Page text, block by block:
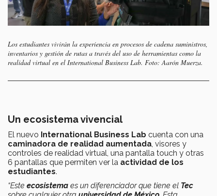
Los estudiantes vivirán la experiencia en procesos de cadena suministros,
inventarios y gestión de rutas a través del uso de herramientas como la
realidad virtual en el International Business Lab. Foto: Aarón Muerza.
Un ecosistema vivencial
El nuevo International Business Lab cuenta con una
caminadora de realidad aumentada, visores y
controles de realidad virtual, una pantalla touch y otras
6 pantallas que permiten ver la actividad de los
estudiantes.
“Este ecosistema es un diferenciador que tiene el Tec